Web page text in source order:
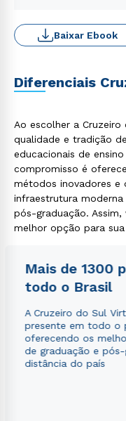
Baixar Ebook
Diferenciais
Ao escolher a
qualidade e tradição
educacionais de
compromisso é
métodos inovadores e
infraestrutura
pós-graduação.
melhor opção para
Mais de 1300
todo o Brasil
A Cruzeiro do Sul
presente em todo o
oferecendo os
de graduação e
distância do país
autorizo que meus
envio de conteúdos